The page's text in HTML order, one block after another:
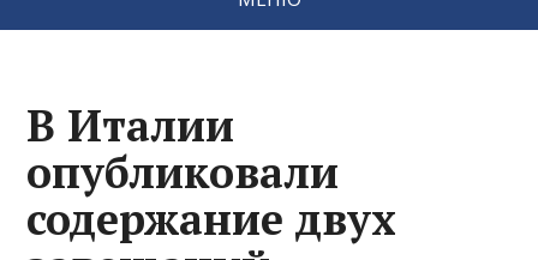
В Италии
опубликовали
содержание двух